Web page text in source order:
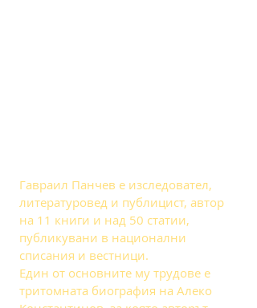
Гавраил Панчев е изследовател,
литературовед и публицист, автор
на 11 книги и над 50 статии,
публикувани в национални
списания и вестници.
Един от основните му трудове е
тритомната биография на Алеко